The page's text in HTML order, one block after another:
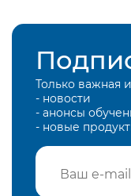
Только важная
- новости
- анонсы
- новые